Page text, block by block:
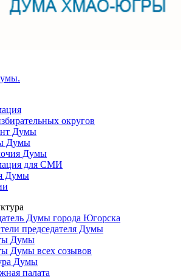
округов
Думы
Думы
Думы
для СМИ
Думы
Думы города Югорска
председателя Думы
Думы
Думы всех созывов
Думы
палата